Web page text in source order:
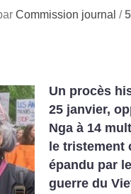
Commission journal /
Un procès
25 janvier,
Nga à 14
le tristement
épandu par
guerre du